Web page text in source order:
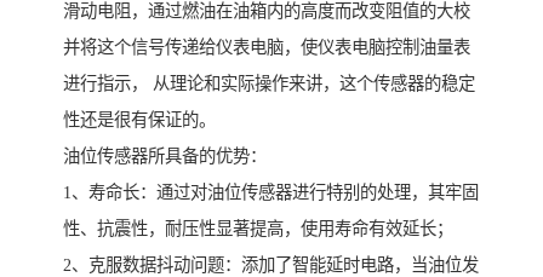
滑动电阻，通过燃油在油箱内的高度而改变阻值的大校
并将这个信号传递给仪表电脑，使仪表电脑控制油量表
进行指示， 从理论和实际操作来讲，这个传感器的稳定
性还是很有保证的。
油位传感器所具备的优势：
1、寿命长：通过对油位传感器进行特别的处理，其牢固
性、抗震性，耐压性显著提高，使用寿命有效延长；
2、克服数据抖动问题：添加了智能延时电路，当油位发